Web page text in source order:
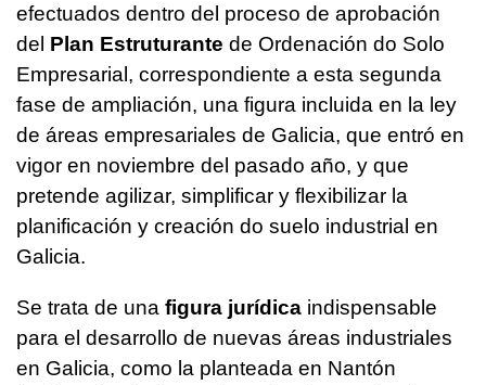
efectuados dentro del proceso de aprobación
del Plan Estruturante de Ordenación do Solo
Empresarial, correspondiente a esta segunda
fase de ampliación, una figura incluida en la ley
de áreas empresariales de Galicia, que entró en
vigor en noviembre del pasado año, y que
pretende agilizar, simplificar y flexibilizar la
planificación y creación do suelo industrial en
Galicia.
Se trata de una figura jurídica indispensable
para el desarrollo de nuevas áreas industriales
en Galicia, como la planteada en Nantón